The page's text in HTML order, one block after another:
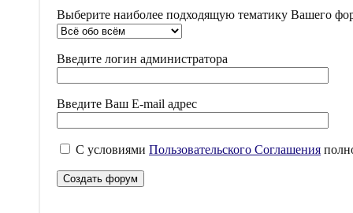
Выберите наиболее подходящую тематику Вашего
Введите логин администратора
Введите Ваш E-mail адрес
С условиями Пользовательского Соглашения